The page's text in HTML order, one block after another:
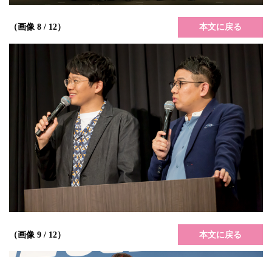
（画像 8 / 12） 本文に戻る
（画像 9 / 12） 本文に戻る